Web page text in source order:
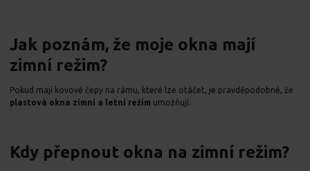
Jak poznám, že moje okna mají
zimní režim?
Pokud mají kovové čepy na rámu, které lze otáčet, je pravděpodobné, že
plastová okna zimní a letní režim umožňují.
Kdy přepnout okna na zimní režim?